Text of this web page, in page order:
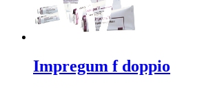
Impregum f doppio